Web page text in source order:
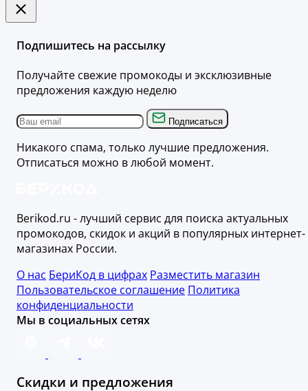
Подпишитесь на рассылку
Получайте свежие промокоды и эксклюзивные
предложения каждую неделю
Подписаться
Никакого спама, только лучшие предложения.
Отписаться можно в любой момент.
Berikod.ru - лучший сервис для поиска актуальных
промокодов, скидок и акций в популярных интернет-
магазинах России.
О нас БериКод в цифрах Разместить магазин
Пользовательское соглашение Политика
конфиденциальности
Мы в социальных сетях
Скидки и предложения